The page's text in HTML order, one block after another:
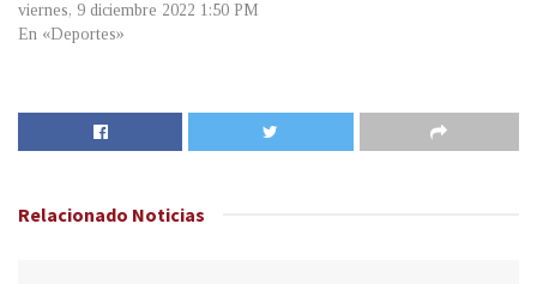
viernes, 9 diciembre 2022 1:50 PM
En «Deportes»
Relacionado Noticias